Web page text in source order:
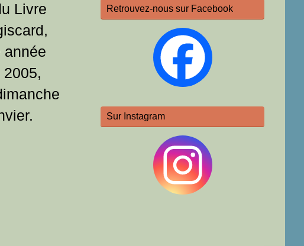
Livre
année
2005,
Retrouvez-nous sur Facebook
Sur Instagram